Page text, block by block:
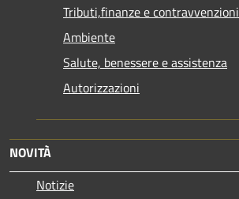
Tributi,finanze e contravvenzioni
Ambiente
Salute, benessere e assistenza
Autorizzazioni
NOVITÀ
Notizie